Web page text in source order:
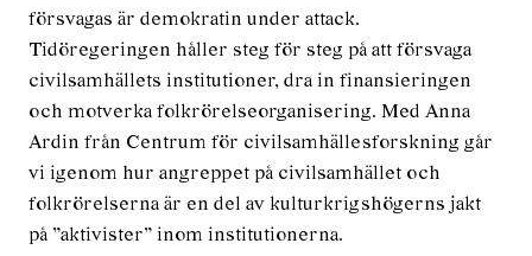
försvagas är demokratin under attack.
Tidöregeringen håller steg för steg på att försvaga
civilsamhällets institutioner, dra in finansieringen
och motverka folkrörelseorganisering. Med Anna
Ardin från Centrum för civilsamhällesforskning går
vi igenom hur angreppet på civilsamhället och
folkrörelserna är en del av kulturkrigshögerns jakt
på ”aktivister” inom institutionerna.